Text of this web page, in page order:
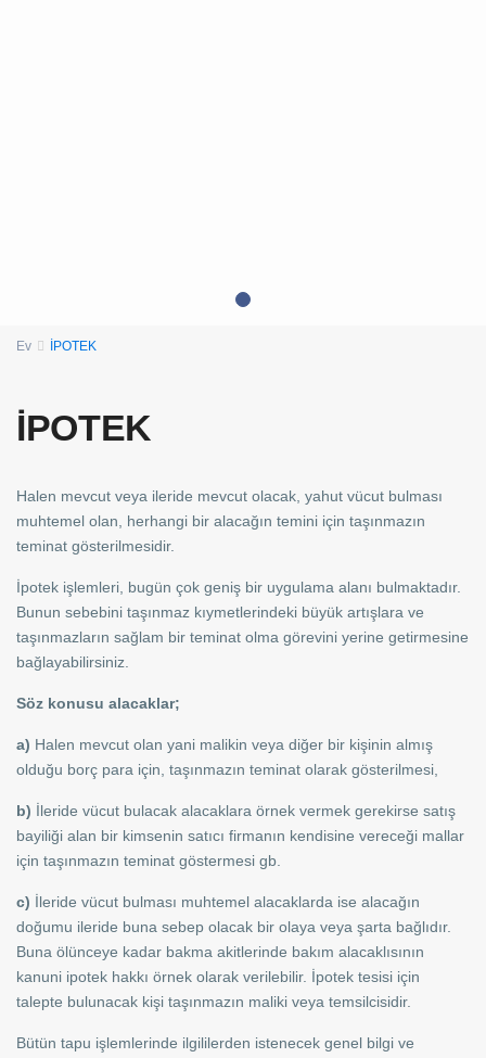
Ev İPOTEK
İPOTEK
Halen mevcut veya ileride mevcut olacak, yahut vücut bulması
muhtemel olan, herhangi bir alacağın temini için taşınmazın
teminat gösterilmesidir.
İpotek işlemleri, bugün çok geniş bir uygulama alanı bulmaktadır.
Bunun sebebini taşınmaz kıymetlerindeki büyük artışlara ve
taşınmazların sağlam bir teminat olma görevini yerine getirmesine
bağlayabilirsiniz.
Söz konusu alacaklar;
a) Halen mevcut olan yani malikin veya diğer bir kişinin almış
olduğu borç para için, taşınmazın teminat olarak gösterilmesi,
b) İleride vücut bulacak alacaklara örnek vermek gerekirse satış
bayiliği alan bir kimsenin satıcı firmanın kendisine vereceği mallar
için taşınmazın teminat göstermesi gb.
c) İleride vücut bulması muhtemel alacaklarda ise alacağın
doğumu ileride buna sebep olacak bir olaya veya şarta bağlıdır.
Buna ölünceye kadar bakma akitlerinde bakım alacaklısının
kanuni ipotek hakkı örnek olarak verilebilir. İpotek tesisi için
talepte bulunacak kişi taşınmazın maliki veya temsilcisidir.
Bütün tapu işlemlerinde ilgililerden istenecek genel bilgi ve